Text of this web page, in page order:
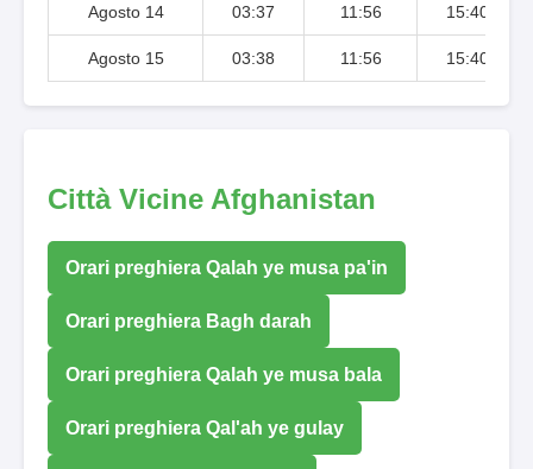
Agosto 14 03:37 11:56 15:40
Agosto 15 03:38 11:56 15:40
Città Vicine Afghanistan
Orari preghiera Qalah ye musa pa'in
Orari preghiera Bagh darah
Orari preghiera Qalah ye musa bala
Orari preghiera Qal'ah ye gulay